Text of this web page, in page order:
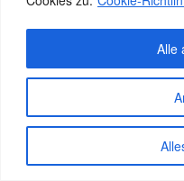
Alle